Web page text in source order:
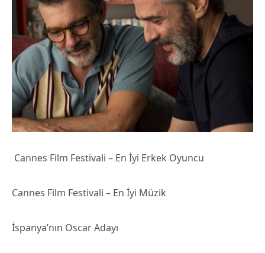
Cannes Film Festivali – En İyi Erkek Oyuncu
Cannes Film Festivali – En İyi Müzik
İspanya’nın Oscar Adayı